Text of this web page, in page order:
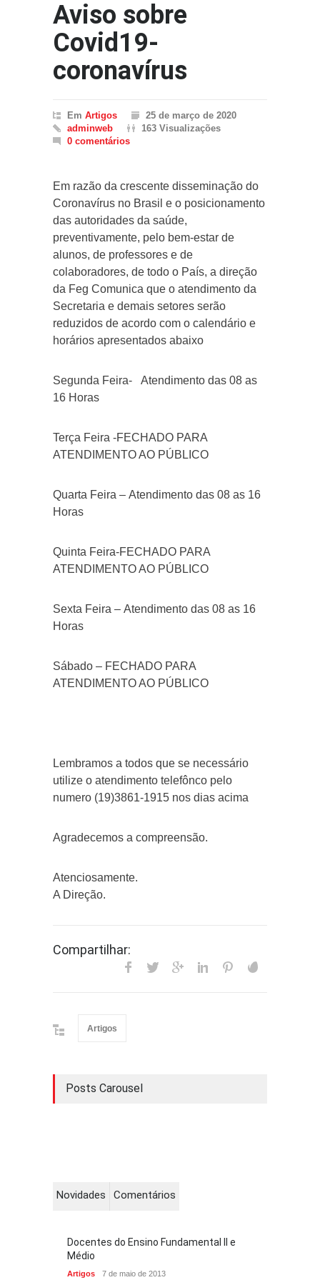
Aviso sobre
Covid19-
coronavírus
Em Artigos
25 de março de 2020
adminweb
163 Visualizações
0 comentários
Em razão da crescente disseminação do
Coronavírus no Brasil e o posicionamento
das autoridades da saúde,
preventivamente, pelo bem-estar de
alunos, de professores e de
colaboradores, de todo o País, a direção
da Feg Comunica que o atendimento da
Secretaria e demais setores serão
reduzidos de acordo com o calendário e
horários apresentados abaixo
Segunda Feira- Atendimento das 08 as
16 Horas
Terça Feira -FECHADO PARA
ATENDIMENTO AO PÚBLICO
Quarta Feira – Atendimento das 08 as 16
Horas
Quinta Feira-FECHADO PARA
ATENDIMENTO AO PÚBLICO
Sexta Feira – Atendimento das 08 as 16
Horas
Sábado – FECHADO PARA
ATENDIMENTO AO PÚBLICO
Lembramos a todos que se necessário
utilize o atendimento telefônco pelo
numero (19)3861-1915 nos dias acima
Agradecemos a compreensão.
Atenciosamente.
A Direção.
Compartilhar:
Artigos
Posts Carousel
Novidades Comentários
Docentes do Ensino Fundamental II e
Médio
Artigos 7 de maio de 2013